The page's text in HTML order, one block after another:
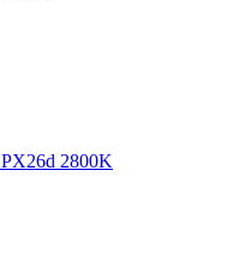
2800K